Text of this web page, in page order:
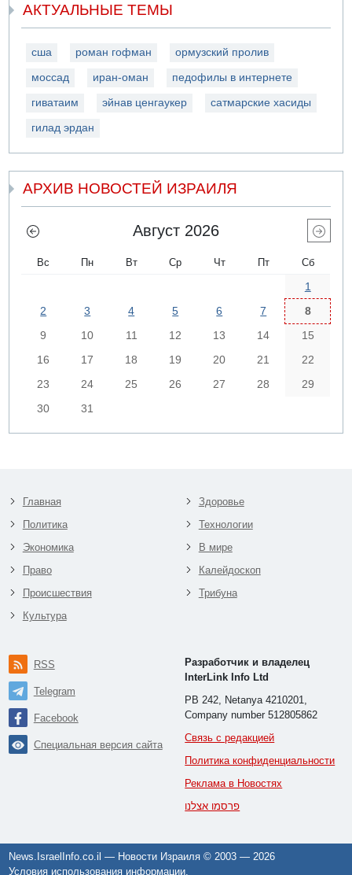
АКТУАЛЬНЫЕ ТЕМЫ
сша роман гофман ормузский пролив
моссад иран-оман педофилы в интернете
гиватаим эйнав ценгаукер сатмарские хасиды
гилад эрдан
АРХИВ НОВОСТЕЙ ИЗРАИЛЯ
Август 2026
Вс Пн Вт Ср Чт Пт Сб
1
2
3 4 5 6 7
8
9
10 11 12 13 14
15
16
17 18 19 20 21
22
23
24 25 26 27 28
29
30
31
Главная
Политика
Экономика
Право
Происшествия
Культура
Здоровье
Технологии
В мире
Калейдоскоп
Трибуна
RSS
Telegram
Facebook
Специальная версия сайта
Разработчик и владелец
InterLink Info Ltd
PB 242, Netanya 4210201,
Company number 512805862
Связь с редакцией
Политика конфиденциальности
Реклама в Новостях
פרסמו אצלנו
News.IsraelInfo.co.il — Новости Израиля © 2003 —2026
Условия использования информации.